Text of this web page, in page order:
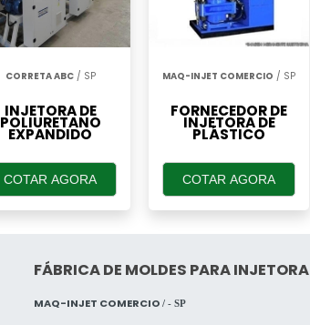
CORRETA ABC/ SP
INJETORA DE
POLIURETANO
EXPANDIDO
COTAR AGORA
MAQ-INJET COMERCIO / SP
FORNECEDOR DE
INJETORA DE
PLÁSTICO
COTAR AGORA
FÁBRICA DE MOLDES PARA INJETORA
MAQ-INJET COMERCIO/ - SP